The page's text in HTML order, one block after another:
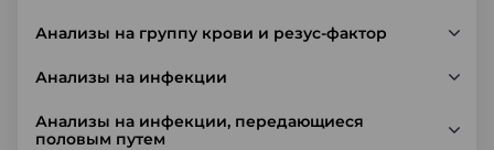
Анализы на группу крови и резус-фактор
Анализы на инфекции
Анализы на инфекции, передающиеся
половым путем